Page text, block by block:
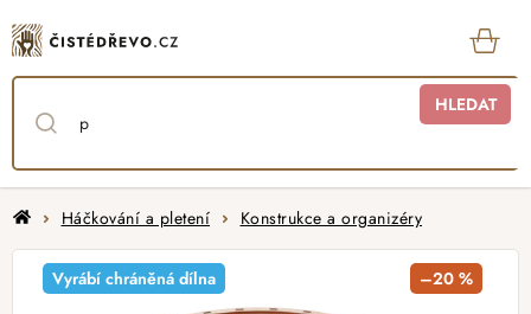
na
obsah
HLEDAT
DomůHáčkování a pletení Konstrukce a organizéry
Vyrábí chráněná dílna –20 %